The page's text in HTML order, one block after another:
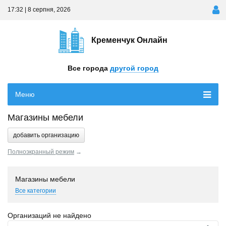
17:32 | 8 серпня, 2026
Кременчук Онлайн
Все города другой город
Меню
Магазины мебели
добавить организацию
Полноэкранный режим →
Магазины мебели
Все категории
Организаций не найдено